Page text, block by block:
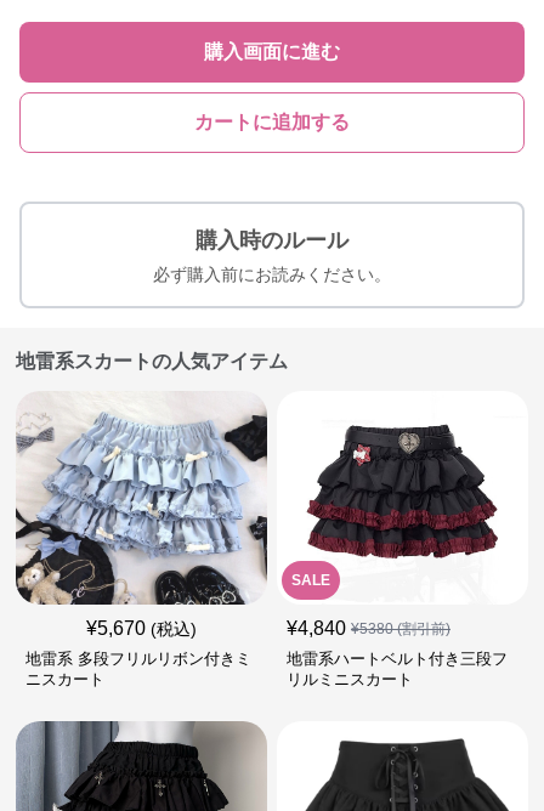
購入画面に進む
カートに追加する
購入時のルール
必ず購入前にお読みください。
地雷系スカートの人気アイテム
¥5,670 (税込)
地雷系 多段フリルリボン付きミ
ニスカート
SALE
¥4,840 ¥5380(割引前)
地雷系ハートベルト付き三段フ
リルミニスカート